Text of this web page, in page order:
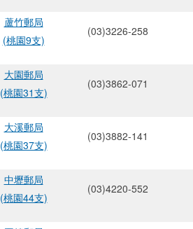
蘆竹郵局
(桃園9支)
(03)3226-258
大園郵局
(桃園31支)
(03)3862-071
大溪郵局
(桃園37支)
(03)3882-141
中壢郵局
(桃園44支)
(03)4220-552